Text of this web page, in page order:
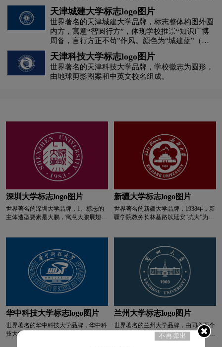
J字母汉字酒店logo设计 会计师事务所logo设计
科技logo设计 咖啡logo设计 快递公司logo设计
利口酒logo设计 零售logo设计 龙舌兰logo设计
L字母汉字酒店logo设计 亮特效logo设计
绿色logo设计 蓝色logo设计 门窗logo设计
摩托车logo设计 M字母汉字酒店logo设计
M字母酒店logo设计 内衣logo设计 奶logo设计
奶粉logo设计 N字母酒店logo设计
啤酒logo设计 葡萄酒logo设计
全球logo设计 巧克力logo设计
下方为拉丁语“厦门大学”；盾形上的三颗五角星图
案代表中国传统哲学中的“三才”，即所谓天然中精
神的、宇宙的、人类的三大元素；盾形中心的城及
城门图案象征着广纳贤才、开放办学；绶带上的
“止于至善”四字为建校初期校训。
天津城建大学标志logo图片
世界著名的天津城建大学品牌，标志整体构图外圆
内方，寓意“智圆行方”，体现学校推崇“知识广博
周备，言行方正不苟”作风。颜色为“城建蓝”（四
色印刷标准：C100，M70，Y10，K30），体现学
校对科学理性的追求，符合理工科大学的国际化潮
流。 外部图形为带有中国古代城墙建筑造型的圆
环, 体现学校是一所以“城建类”学科为特色的多科
天津科技大学标志logo图片
世界著名的天津科技大学品牌，学校徽志为圆形，
由地球剪影图案和中英文校名组成。
深圳大学标志logo图片
世界著名的深圳大学品牌，1、标志的
主体造型要素是大鹏，寓意大鹏展翅，
标志中心的“深圳大学”四字组合成为正
四方形，与外围正八边形呼应，寓意特
区大学汇聚“四面八方”贤才;
新疆大学标志logo图片
世界著名的新疆大学品牌，1938年，新
疆学院教务长林基路以延安“抗大”为榜
徽中心图案为新疆大学最早的教学楼
—-红楼。“1924”为新疆大学的创立时
间。“六朵花瓣”图案象征新疆大学学子
满天下，桃李花盛开。“天山”象征着新
疆大学坐落在天山脚下。两圆之间，是
以中文、维吾尔语、英文书写的“新疆
R150、G30、B25，印制色号为：
C45、M97、Y100、K15 “新大红”来源
于新疆学院第一栋教学楼红楼的外墙颜
色。红楼于1940年建成，与南门大银
华中科技大学标志logo图片
世界著名的华中科技大学品牌，华中科
技大学校徽为该校机械学院工业设计系
兰州大学标志logo图片
世界著名的兰州大学品牌，由同心两个
圆构成。内圆中上方为兰州大学图书馆
图样，下方为“1909”字样。外圆中上方
不再弹出